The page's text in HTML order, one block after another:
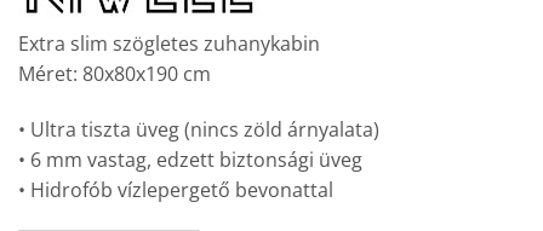
Extra slim szögletes zuhanykabin
Méret: 80x80x190 cm
• Ultra tiszta üveg (nincs zöld árnyalata)
• 6 mm vastag, edzett biztonsági üveg
• Hidrofób vízlepergető bevonattal